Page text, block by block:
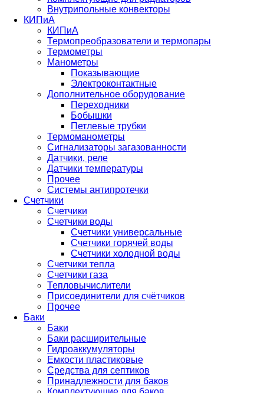
Внутрипольные конвекторы
КИПиА
КИПиА
Термопреобразователи и термопары
Термометры
Манометры
Показывающие
Электроконтактные
Дополнительное оборудование
Переходники
Бобышки
Петлевые трубки
Термоманометры
Сигнализаторы загазованности
Датчики, реле
Датчики температуры
Прочее
Системы антипротечки
Счетчики
Счетчики
Счетчики воды
Счетчики универсальные
Счетчики горячей воды
Счетчики холодной воды
Счетчики тепла
Счетчики газа
Тепловычислители
Присоединители для счётчиков
Прочее
Баки
Баки
Баки расширительные
Гидроаккумуляторы
Емкости пластиковые
Средства для септиков
Принадлежности для баков